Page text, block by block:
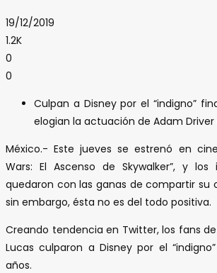
19/12/2019
1.2K
0
0
Culpan a Disney por el “indigno”
elogian la actuación de Adam Driver
México.- Este jueves se estrenó en
Wars: El Ascenso de Skywalker”, y
quedaron con las ganas de compartir su
sin embargo, ésta no es del todo positiva.
Creando tendencia en Twitter, los fans
Lucas culparon a Disney por el
años.